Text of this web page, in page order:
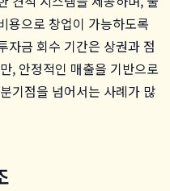
용으로 창업이 가능하도록
자금 회수 기간은 상권과 점
, 안정적인 매출을 기반으로
기점을 넘어서는 사례가 많